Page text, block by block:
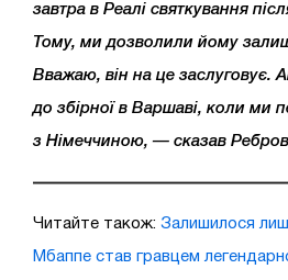
завтра в Реалі святкування
Тому, ми дозволили йому
Вважаю, він на це заслуговує.
до збірної в Варшаві, коли ми
з Німеччиною, — сказав
Читайте також: Залишилося
Мбаппе став гравцем